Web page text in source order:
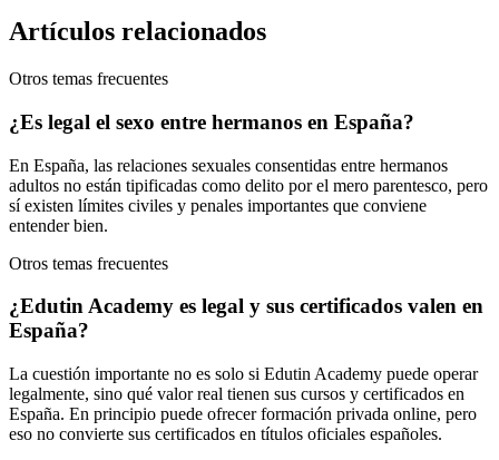
Artículos relacionados
Otros temas frecuentes
¿Es legal el sexo entre hermanos en España?
En España, las relaciones sexuales consentidas entre hermanos
adultos no están tipificadas como delito por el mero parentesco, pero
sí existen límites civiles y penales importantes que conviene
entender bien.
Otros temas frecuentes
¿Edutin Academy es legal y sus certificados valen en
España?
La cuestión importante no es solo si Edutin Academy puede operar
legalmente, sino qué valor real tienen sus cursos y certificados en
España. En principio puede ofrecer formación privada online, pero
eso no convierte sus certificados en títulos oficiales españoles.